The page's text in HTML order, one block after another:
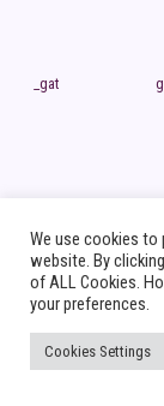
_gat
_gid
We use cookies to
website. By
of ALL Cookies.
your preferences.
Cookies Settings